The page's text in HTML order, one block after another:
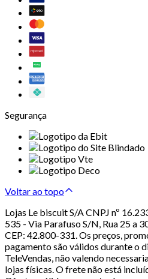
Segurança
Voltar ao topo
Lojas Le biscuit S/A CNPJ nº
535 - Via Parafuso S/N, Rua 25 a
CEP: 42.800-331. Os preços,
pagamento são válidos durante o
TeleVendas, não valendo
lojas físicas. O frete não está